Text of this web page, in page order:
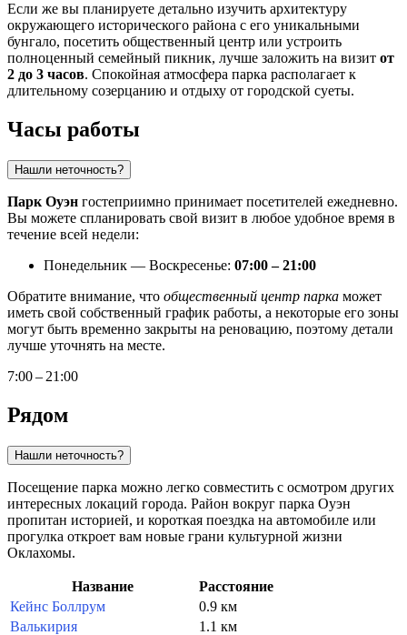
Если же вы планируете детально изучить архитектуру
окружающего исторического района с его уникальными
бунгало, посетить общественный центр или устроить
полноценный семейный пикник, лучше заложить на визит от
2 до 3 часов. Спокойная атмосфера парка располагает к
длительному созерцанию и отдыху от городской суеты.
Часы работы
Нашли неточность?
Парк Оуэн гостеприимно принимает посетителей ежедневно.
Вы можете спланировать свой визит в любое удобное время в
течение всей недели:
Понедельник — Воскресенье: 07:00 – 21:00
Обратите внимание, что общественный центр парка может
иметь свой собственный график работы, а некоторые его зоны
могут быть временно закрыты на реновацию, поэтому детали
лучше уточнять на месте.
7:00 – 21:00
Рядом
Нашли неточность?
Посещение парка можно легко совместить с осмотром других
интересных локаций города. Район вокруг парка Оуэн
пропитан историей, и короткая поездка на автомобиле или
прогулка откроет вам новые грани культурной жизни
Оклахомы.
Название
Расстояние
Кейнс Боллрум
0.9 км
Валькирия
1.1 км